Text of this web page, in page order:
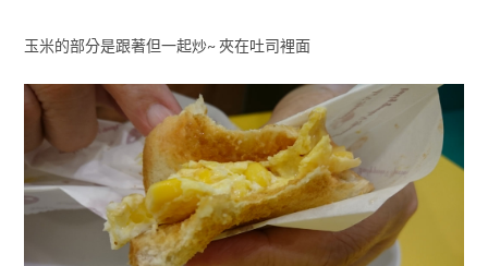
玉米的部分是跟著但一起炒~ 夾在吐司裡面